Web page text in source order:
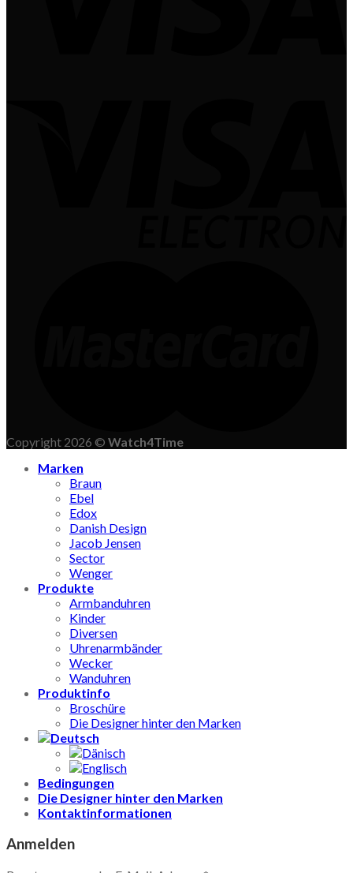
Copyright 2026 © Watch4Time
Marken
Braun
Ebel
Edox
Danish Design
Jacob Jensen
Sector
Wenger
Produkte
Armbanduhren
Kinder
Diversen
Uhrenarmbänder
Wecker
Wanduhren
Produktinfo
Broschüre
Die Designer hinter den Marken
Bedingungen
Die Designer hinter den Marken
Kontaktinformationen
Anmelden